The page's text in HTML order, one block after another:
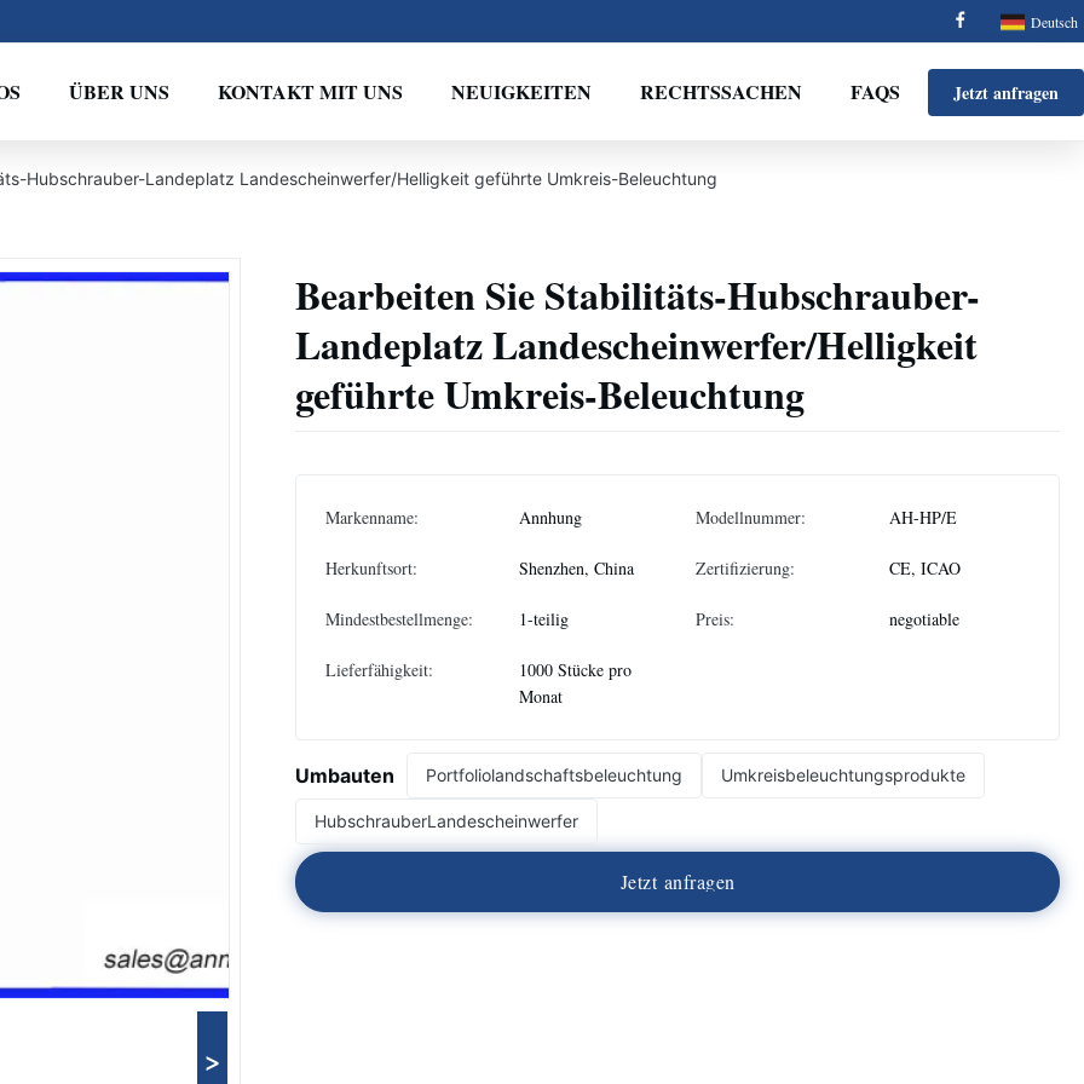
Deutsch
ÜBER UNS KONTAKT MIT UNS NEUIGKEITEN RECHTSSACHEN FAQS Jetzt anfragen
Hubschrauber-Landeplatz Landescheinwerfer/Helligkeit geführte Umkreis-Beleuchtung
>
Bearbeiten Sie Stabilitäts-Hubschrauber-
Landeplatz Landescheinwerfer/Helligkeit
geführte Umkreis-Beleuchtung
Markenname: Annhung Modellnummer: AH-HP/E
Herkunftsort: Shenzhen, China Zertifizierung: CE, ICAO
Mindestbestellmenge: 1-teilig Preis: negotiable
Lieferfähigkeit:
1000 Stücke pro
Monat
Umbauten Portfoliolandschaftsbeleuchtung Umkreisbeleuchtungsprodukte
HubschrauberLandescheinwerfer
Jetzt anfragen